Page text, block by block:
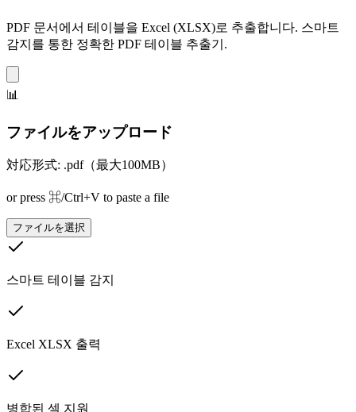
PDF 문서에서 테이블을 Excel (XLSX)로 추출합니다. 스마트
감지를 통한 정확한 PDF 테이블 추출기.
📊
ファイルをアップロード
対応形式: .pdf（最大100MB）
or press ⌘/Ctrl+V to paste a file
ファイルを選択
스마트 테이블 감지
Excel XLSX 출력
병합된 셀 지원